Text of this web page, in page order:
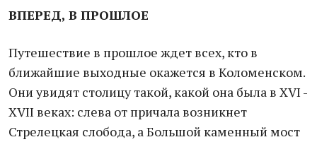
ВПЕРЕД, В ПРОШЛОЕ
Путешествие в прошлое ждет всех, кто в
ближайшие выходные окажется в Коломенском.
Они увидят столицу такой, какой она была в XVI -
XVII веках: слева от причала возникнет
Стрелецкая слобода, а Большой каменный мост